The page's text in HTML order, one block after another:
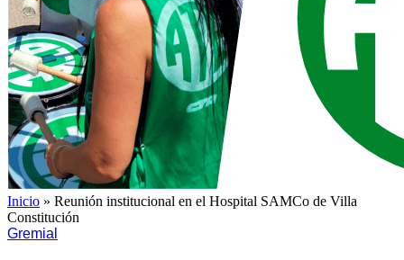
Inicio » Reunión institucional en el Hospital SAMCo de Villa
Constitución
Gremial